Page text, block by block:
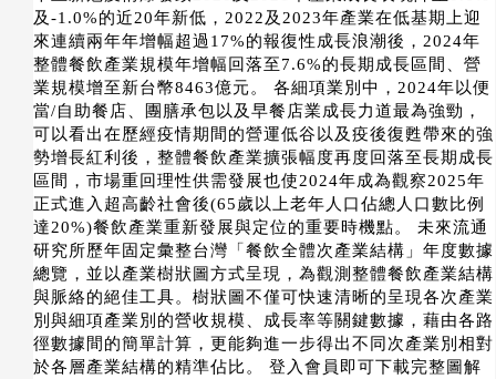
及-1.0%的近20年新低，2022及2023年產業在低基期上迎
來連續兩年年增幅超過17%的報復性成長浪潮後，2024年
整體餐飲產業規模年增幅回落至7.6%的長期成長區間、營
業規模增至新台幣8463億元。 各細項業別中，2024年以便
當/自助餐店、團膳承包以及早餐店業成長力道最為強勁，
可以看出在歷經疫情期間的營運低谷以及疫後復甦帶來的強
勢增長紅利後，整體餐飲產業擴張幅度再度回落至長期成長
區間，市場重回理性供需發展也使2024年成為觀察2025年
正式進入超高齡社會後(65歲以上老年人口佔總人口數比例
達20%)餐飲產業重新發展與定位的重要時機點。 未來流通
研究所歷年固定彙整台灣「餐飲全體次產業結構」年度數據
總覽，並以產業樹狀圖方式呈現，為觀測整體餐飲產業結構
與脈絡的絕佳工具。樹狀圖不僅可快速清晰的呈現各次產業
別與細項產業別的營收規模、成長率等關鍵數據，藉由各路
徑數據間的簡單計算，更能夠進一步得出不同次產業別相對
於各層產業結構的精準佔比。 登入會員即可下載完整圖解